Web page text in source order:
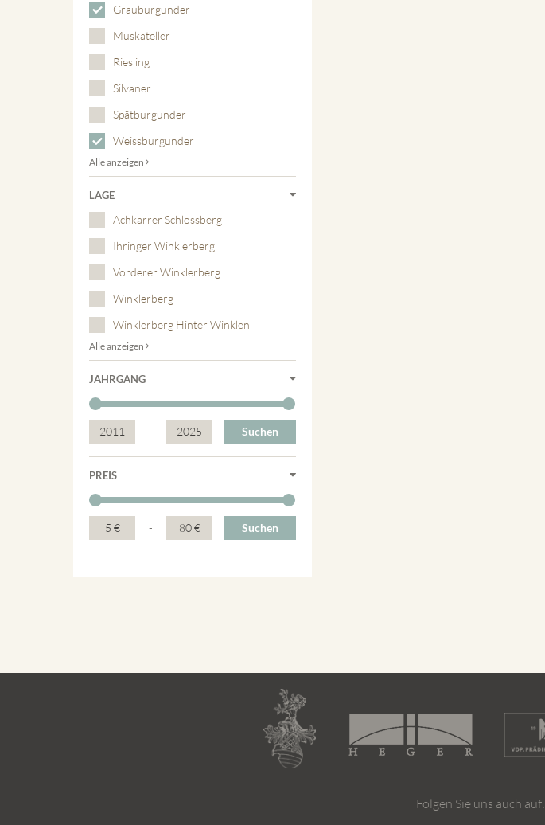
Grauburgunder
Muskateller
Riesling
Silvaner
Spätburgunder
Weissburgunder
Alle anzeigen
LAGE
Achkarrer Schlossberg
Ihringer Winklerberg
Vorderer Winklerberg
Winklerberg
Winklerberg Hinter Winklen
Alle anzeigen
JAHRGANG
2011 - 2025 Suchen
PREIS
5 € - 80 € Suchen
Folgen Sie uns auch auf: